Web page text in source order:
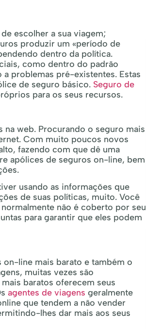
escolher a sua viagem;
produzir um «período de
dentro da política.
como dentro do padrão
problemas pré-existentes. Estas
de seguro básico. Seguro de
para os seus recursos.
web. Procurando o seguro mais
Com muito poucos novos
fazendo com que dê uma
apólices de seguros on-line, bem
usando as informações que
de suas políticas, muito. Você
não é coberto por seu
para garantir que eles podem
line mais barato e também o
muitas vezes são
baratos oferecem seus
agentes de viagens geralmente
que tendem a não vender
lhes dar mais aos seus